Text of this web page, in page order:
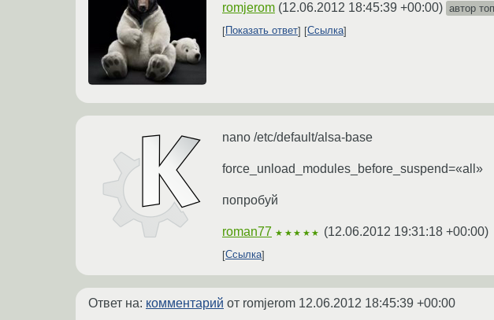
romjerom (12.06.2012 18:45:39 +00:00) автор
Показать ответ
Ссылка
nano /etc/default/alsa-base
force_unload_modules_before_suspend=«all»
попробуй
roman77 ★★★★★ (12.06.2012 19:31:18 +00:00)
Ссылка
Ответ на: комментарий от romjerom 12.06.2012 18:45:39 +00:00